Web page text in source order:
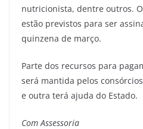
nutricionista, dentre outros.
estão previstos para ser
quinzena de março.
Parte dos recursos para
será mantida pelos
e outra terá ajuda do Estado.
Com Assessoria